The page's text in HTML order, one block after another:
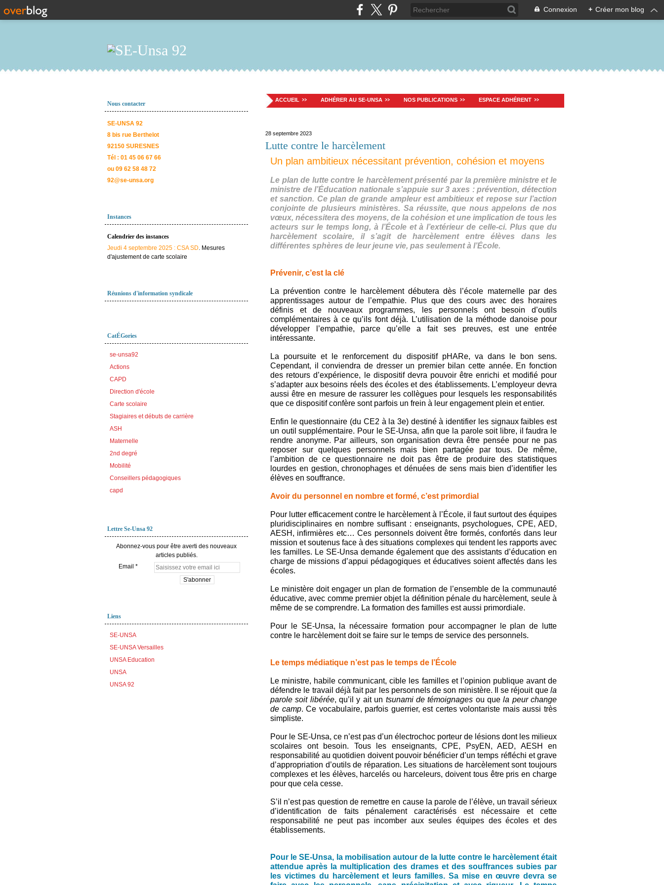
Connexion + Créer mon blog
Nous contacter
SE-UNSA 92
8 bis rue Berthelot
92150 SURESNES
Tél : 01 45 06 67 66
ou 09 62 58 48 72
92@se-unsa.org
Instances
Calendrier des instances
Jeudi 4 septembre 2025 : CSA SD. Mesures
d'ajustement de carte scolaire
Réunions d'information syndicale
CatÉGories
se-unsa92
Actions
CAPD
Direction d'école
Carte scolaire
Stagiaires et débuts de carrière
ASH
Maternelle
2nd degré
Mobilité
Conseillers pédagogiques
capd
Lettre Se-Unsa 92
Abonnez-vous pour être averti des nouveaux
articles publiés.
Email
Liens
SE-UNSA
SE-UNSA Versailles
UNSA Education
UNSA
UNSA 92
ACCUEIL ADHÉRER AU SE-UNSA NOS PUBLICATIONS ESPACE ADHÉRENT
28 septembre 2023
Lutte contre le harcèlement
Un plan ambitieux nécessitant prévention, cohésion et moyens
Le plan de lutte contre le harcèlement présenté par la première ministre et le
ministre de l’Éducation nationale s’appuie sur 3 axes : prévention, détection
et sanction. Ce plan de grande ampleur est ambitieux et repose sur l’action
conjointe de plusieurs ministères. Sa réussite, que nous appelons de nos
vœux, nécessitera des moyens, de la cohésion et une implication de tous les
acteurs sur le temps long, à l’École et à l’extérieur de celle-ci. Plus que du
harcèlement scolaire, il s’agit de harcèlement entre élèves dans les
différentes sphères de leur jeune vie, pas seulement à l’École.
Prévenir, c’est la clé
La prévention contre le harcèlement débutera dès l’école maternelle par des
apprentissages autour de l’empathie. Plus que des cours avec des horaires
définis et de nouveaux programmes, les personnels ont besoin d’outils
complémentaires à ce qu’ils font déjà. L’utilisation de la méthode danoise pour
développer l’empathie, parce qu’elle a fait ses preuves, est une entrée
intéressante.
La poursuite et le renforcement du dispositif pHARe, va dans le bon sens.
Cependant, il conviendra de dresser un premier bilan cette année. En fonction
des retours d’expérience, le dispositif devra pouvoir être enrichi et modifié pour
s’adapter aux besoins réels des écoles et des établissements. L’employeur devra
aussi être en mesure de rassurer les collègues pour lesquels les responsabilités
que ce dispositif confère sont parfois un frein à leur engagement plein et entier.
Enfin le questionnaire (du CE2 à la 3e) destiné à identifier les signaux faibles est
un outil supplémentaire. Pour le SE-Unsa, afin que la parole soit libre, il faudra le
rendre anonyme. Par ailleurs, son organisation devra être pensée pour ne pas
reposer sur quelques personnels mais bien partagée par tous. De même,
l’ambition de ce questionnaire ne doit pas être de produire des statistiques
lourdes en gestion, chronophages et dénuées de sens mais bien d’identifier les
élèves en souffrance.
Avoir du personnel en nombre et formé, c’est primordial
Pour lutter efficacement contre le harcèlement à l’École, il faut surtout des équipes
pluridisciplinaires en nombre suffisant : enseignants, psychologues, CPE, AED,
AESH, infirmières etc… Ces personnels doivent être formés, confortés dans leur
mission et soutenus face à des situations complexes qui tendent les rapports avec
les familles. Le SE-Unsa demande également que des assistants d’éducation en
charge de missions d’appui pédagogiques et éducatives soient affectés dans les
écoles.
Le ministère doit engager un plan de formation de l’ensemble de la communauté
éducative, avec comme premier objet la définition pénale du harcèlement, seule à
même de se comprendre. La formation des familles est aussi primordiale.
Pour le SE-Unsa, la nécessaire formation pour accompagner le plan de lutte
contre le harcèlement doit se faire sur le temps de service des personnels.
Le temps médiatique n’est pas le temps de l’École
Le ministre, habile communicant, cible les familles et l’opinion publique avant de
défendre le travail déjà fait par les personnels de son ministère. Il se réjouit que la
parole soit libérée, qu’il y ait un tsunami de témoignages ou quela peur change
de camp. Ce vocabulaire, parfois guerrier, est certes volontariste mais aussi très
simpliste.
Pour le SE-Unsa, ce n’est pas d’un électrochoc porteur de lésions dont les milieux
scolaires ont besoin. Tous les enseignants, CPE, PsyEN, AED, AESH en
responsabilité au quotidien doivent pouvoir bénéficier d’un temps réfléchi et grave
d’appropriation d’outils de réparation. Les situations de harcèlement sont toujours
complexes et les élèves, harcelés ou harceleurs, doivent tous être pris en charge
pour que cela cesse.
S’il n’est pas question de remettre en cause la parole de l’élève, un travail sérieux
d’identification de faits pénalement caractérisés est nécessaire et cette
responsabilité ne peut pas incomber aux seules équipes des écoles et des
établissements.
Pour le SE-Unsa, la mobilisation autour de la lutte contre le harcèlement était
attendue après la multiplication des drames et des souffrances subies par
les victimes du harcèlement et leurs familles. Sa mise en œuvre devra se